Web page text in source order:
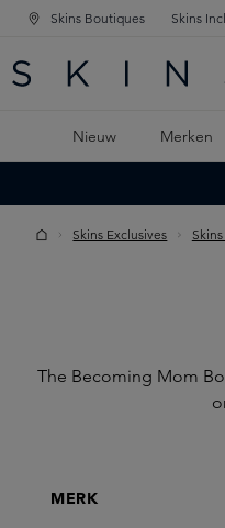
NAVIGATIE
DE HOOFDINHOUD
Skins Boutiques Skins
Nieuw Merken
Skins Exclusives
The Becoming Mom
MERK